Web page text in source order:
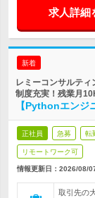
求人詳細
新着
レミーコンサルテ
制度充実！残業月
【Pythonエン
正社員 急募 転
リモートワーク可
情報更新日：2026/08/
取引先の